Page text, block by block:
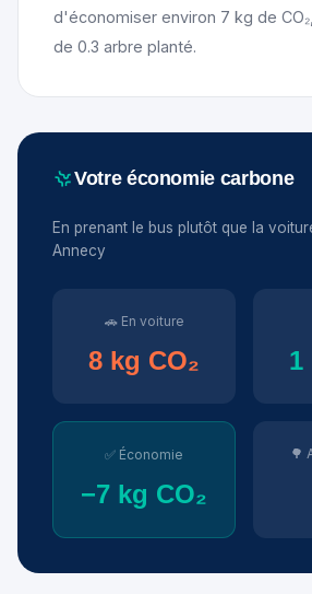
d'économiser environ 7 kg de
de 0.3 arbre planté.
Votre économie carbone
En prenant le bus plutôt que la
Annecy
🚗 En voiture
8 kg CO₂ 1
✅ Économie
−7 kg CO₂
🌳